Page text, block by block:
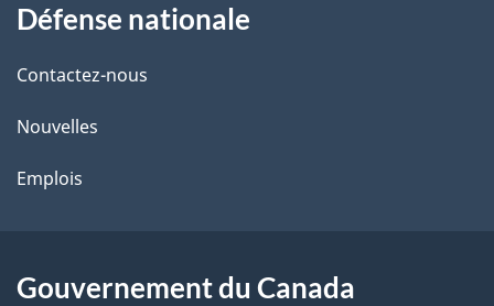
i
l
s
d
l
propos
de
ce
site
Défense nationale
Contactez-nous
Nouvelles
Emplois
Gouvernement du Canada